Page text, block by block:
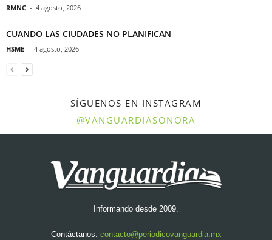
RMNC - 4 agosto, 2026
CUANDO LAS CIUDADES NO PLANIFICAN
HSME - 4 agosto, 2026
SÍGUENOS EN INSTAGRAM
@VANGUARDIASONORA
Informando desde 2009.
Contáctanos: contacto@periodicovanguardia.mx